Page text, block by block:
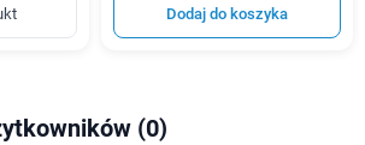
Dodaj do koszyka
(0)